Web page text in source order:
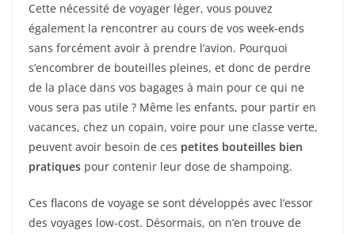
Cette nécessité de voyager léger, vous pouvez
également la rencontrer au cours de vos week-ends
sans forcément avoir à prendre l’avion. Pourquoi
s’encombrer de bouteilles pleines, et donc de perdre
de la place dans vos bagages à main pour ce qui ne
vous sera pas utile ? Même les enfants, pour partir en
vacances, chez un copain, voire pour une classe verte,
peuvent avoir besoin de ces petites bouteilles bien
pratiques pour contenir leur dose de shampoing.
Ces flacons de voyage se sont développés avec l’essor
des voyages low-cost. Désormais, on n’en trouve de